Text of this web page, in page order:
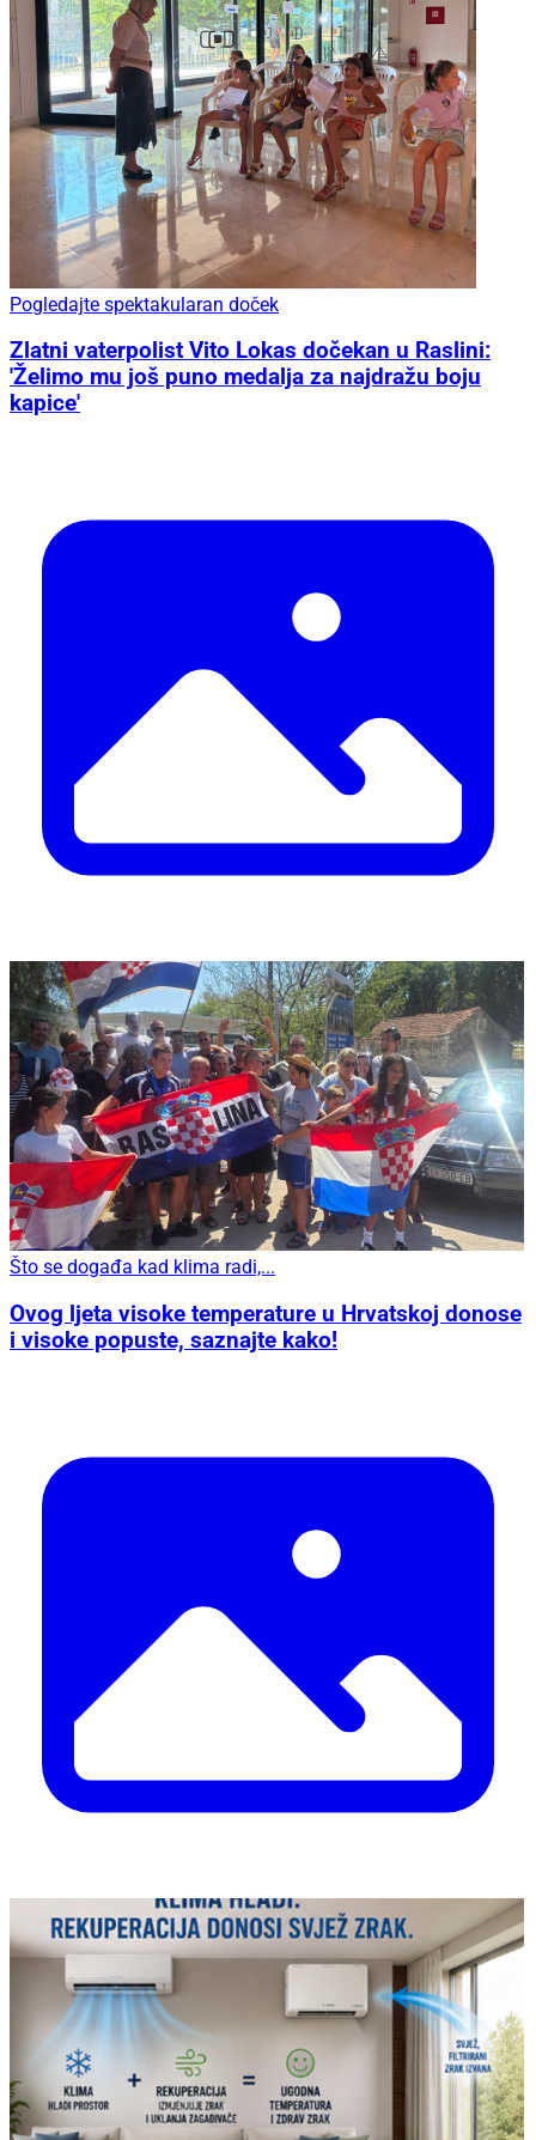
Pogledajte spektakularan doček
Zlatni vaterpolist Vito Lokas dočekan u Raslini:
'Želimo mu još puno medalja za najdražu boju
kapice'
Što se događa kad klima radi,...
Ovog ljeta visoke temperature u Hrvatskoj donose
i visoke popuste, saznajte kako!